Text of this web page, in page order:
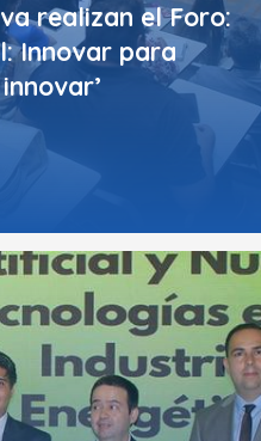
realizan el Foro:
Innovar para